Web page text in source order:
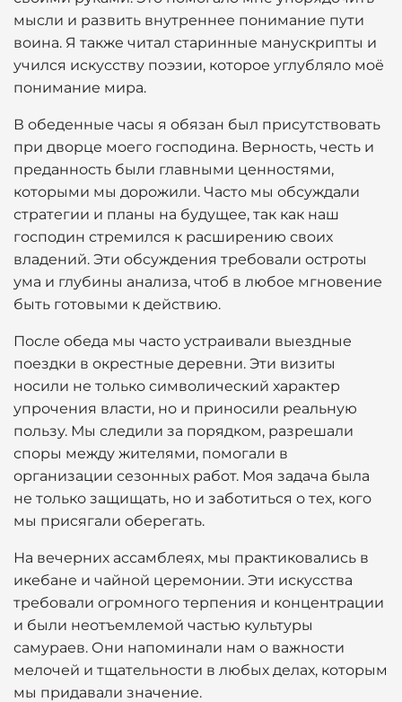
мысли и развить внутреннее понимание пути
воина. Я также читал старинные манускрипты и
учился искусству поэзии, которое углубляло моё
понимание мира.
В обеденные часы я обязан был присутствовать
при дворце моего господина. Верность, честь и
преданность были главными ценностями,
которыми мы дорожили. Часто мы обсуждали
стратегии и планы на будущее, так как наш
господин стремился к расширению своих
владений. Эти обсуждения требовали остроты
ума и глубины анализа, чтоб в любое мгновение
быть готовыми к действию.
После обеда мы часто устраивали выездные
поездки в окрестные деревни. Эти визиты
носили не только символический характер
упрочения власти, но и приносили реальную
пользу. Мы следили за порядком, разрешали
споры между жителями, помогали в
организации сезонных работ. Моя задача была
не только защищать, но и заботиться о тех, кого
мы присягали оберегать.
На вечерних ассамблеях, мы практиковались в
икебане и чайной церемонии. Эти искусства
требовали огромного терпения и концентрации
и были неотъемлемой частью культуры
самураев. Они напоминали нам о важности
мелочей и тщательности в любых делах, которым
мы придавали значение.